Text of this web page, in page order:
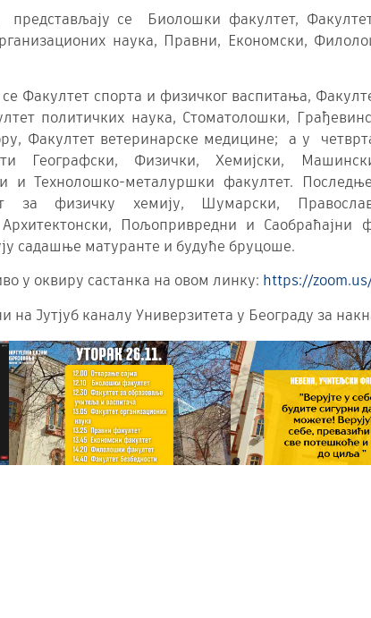
се Биолошки факултет,
наука, Правни, Економски,
Факултет спорта и физичког васпитања,
политичких наука, Стоматолошки,
Факултет ветеринарске медицине; а у
Географски, Физички, Хемијски,
и Технолошко-металуршки факултет.
за физичку хемију, Шумарски,
Пољопривредни и Саобраћајни
садашње матуранте и будуће бруцоше.
у оквиру састанка на овом линку: https://
на Јутјуб каналу Универзитета у Београду за